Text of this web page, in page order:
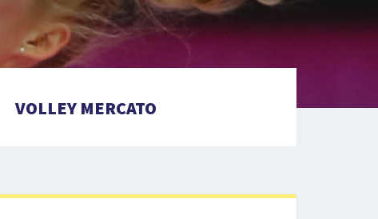
VOLLEY MERCATO